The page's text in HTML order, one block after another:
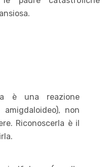
è una reazione
amigdaloideo), non
Riconoscerla è il